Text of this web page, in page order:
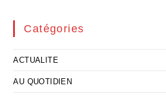
Catégories
ACTUALITE
AU QUOTIDIEN